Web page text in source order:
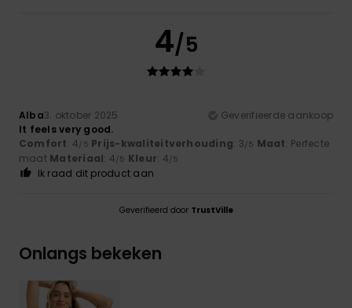
4/5
Alba3. oktober 2025
Geverifieerde aankoop
It feels very good.
Comfort: 4/5 Prijs-kwaliteitverhouding: 3/5 Maat: Perfecte
maat Materiaal: 4/5 Kleur: 4/5
Ik raad dit product aan
Geverifieerd door TrustVille
Onlangs bekeken